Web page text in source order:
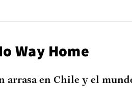
Way Home
arrasa en Chile y el